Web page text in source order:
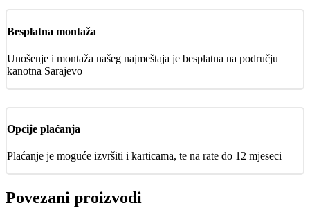
Besplatna montaža
Unošenje i montaža našeg najmeštaja je besplatna na području
kanotna Sarajevo
Opcije plaćanja
Plaćanje je moguće izvršiti i karticama, te na rate do 12 mjeseci
Povezani proizvodi